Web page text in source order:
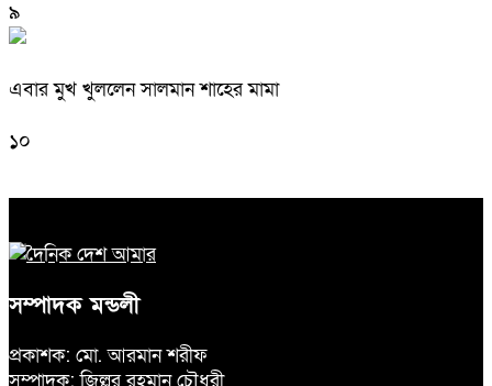
৯
এবার মুখ খুললেন সালমান শাহের মামা
১০
সম্পাদক মন্ডলী
প্রকাশক: মো. আরমান শরীফ